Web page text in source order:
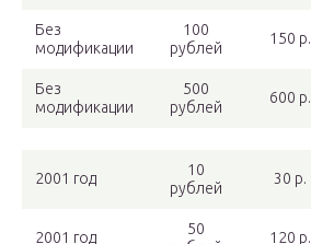
Без
модификации
100
рублей
150 р.
Без
модификации
500
рублей
600 р.
2001 год
10
рублей
30 р.
2001 год
50
120 р.